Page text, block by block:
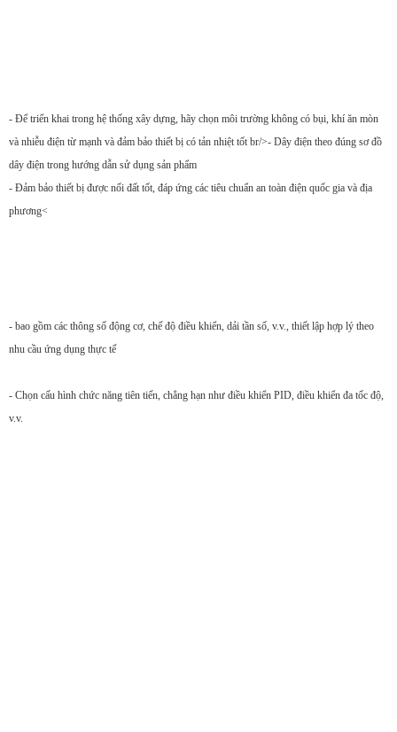
- Để triển khai trong hệ thống xây dựng, hãy chọn môi trường không có bụi, khí ăn mòn
và nhiễu điện từ mạnh và đảm bảo thiết bị có tản nhiệt tốt br/>- Dây điện theo đúng sơ đồ
dây điện trong hướng dẫn sử dụng sản phẩm
- Đảm bảo thiết bị được nối đất tốt, đáp ứng các tiêu chuẩn an toàn điện quốc gia và địa
phương<
- bao gồm các thông số động cơ, chế độ điều khiển, dải tần số, v.v., thiết lập hợp lý theo
nhu cầu ứng dụng thực tế
- Chọn cấu hình chức năng tiên tiến, chẳng hạn như điều khiển PID, điều khiển đa tốc độ,
v.v.